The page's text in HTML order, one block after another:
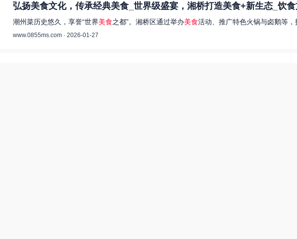
弘扬美食文化，传承经典美食_世界级盛宴，湘桥打造美食+新生态_饮
潮州菜历史悠久，享誉“世界美食之都”。湘桥区通过举办美食活动、推广特色火锅与卤鹅等
www.0855ms.com · 2026-01-27